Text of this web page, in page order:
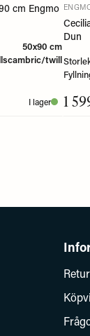
cm Engmo
50x90 cm
twill
I lager
Dun
1